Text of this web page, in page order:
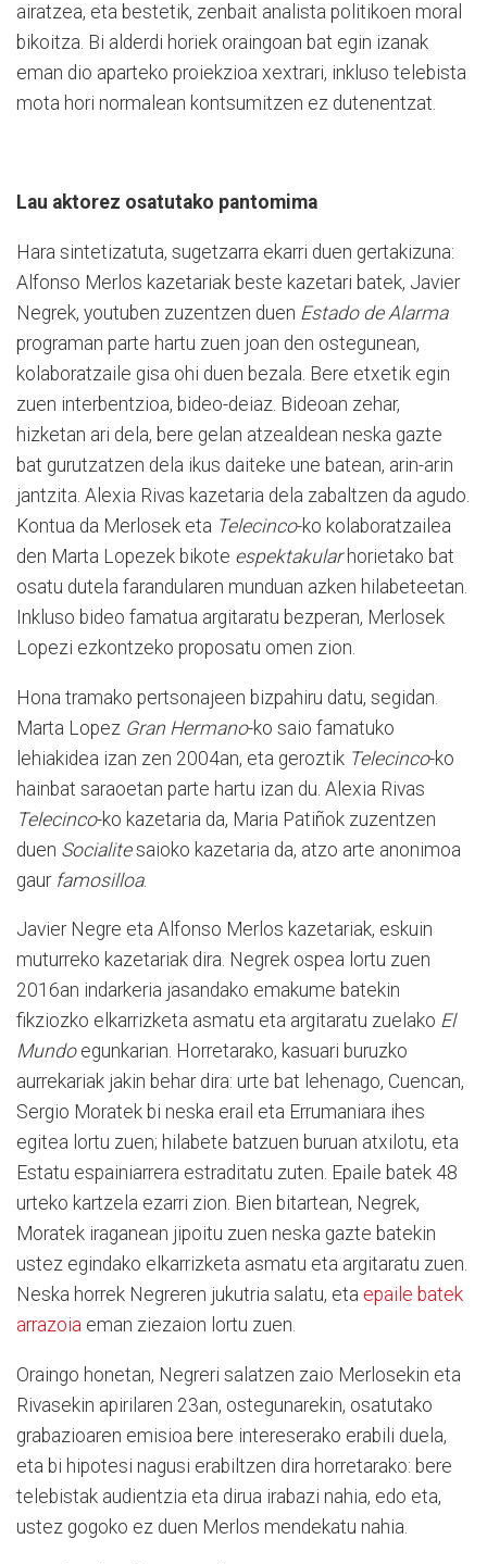
airatzea, eta bestetik, zenbait analista politikoen moral
bikoitza. Bi alderdi horiek oraingoan bat egin izanak
eman dio aparteko proiekzioa xextrari, inkluso telebista
mota hori normalean kontsumitzen ez dutenentzat.
Lau aktorez osatutako pantomima
Hara sintetizatuta, sugetzarra ekarri duen gertakizuna:
Alfonso Merlos kazetariak beste kazetari batek, Javier
Negrek, youtuben zuzentzen duen Estado de Alarma
programan parte hartu zuen joan den ostegunean,
kolaboratzaile gisa ohi duen bezala. Bere etxetik egin
zuen interbentzioa, bideo-deiaz. Bideoan zehar,
hizketan ari dela, bere gelan atzealdean neska gazte
bat gurutzatzen dela ikus daiteke une batean, arin-arin
jantzita. Alexia Rivas kazetaria dela zabaltzen da agudo.
Kontua da Merlosek eta Telecinco-ko kolaboratzailea
den Marta Lopezek bikote espektakularhorietako bat
osatu dutela farandularen munduan azken hilabeteetan.
Inkluso bideo famatua argitaratu bezperan, Merlosek
Lopezi ezkontzeko proposatu omen zion.
Hona tramako pertsonajeen bizpahiru datu, segidan.
Marta Lopez Gran Hermano-ko saio famatuko
lehiakidea izan zen 2004an, eta geroztik Telecinco-ko
hainbat saraoetan parte hartu izan du. Alexia Rivas
Telecinco-ko kazetaria da, Maria Patiñok zuzentzen
duen Socialitesaioko kazetaria da, atzo arte anonimoa
gaur famosilloa.
Javier Negre eta Alfonso Merlos kazetariak, eskuin
muturreko kazetariak dira. Negrek ospea lortu zuen
2016an indarkeria jasandako emakume batekin
fikziozko elkarrizketa asmatu eta argitaratu zuelako El
Mundoegunkarian. Horretarako, kasuari buruzko
aurrekariak jakin behar dira: urte bat lehenago, Cuencan,
Sergio Moratek bi neska erail eta Errumaniara ihes
egitea lortu zuen; hilabete batzuen buruan atxilotu, eta
Estatu espainiarrera estraditatu zuten. Epaile batek 48
urteko kartzela ezarri zion. Bien bitartean, Negrek,
Moratek iraganean jipoitu zuen neska gazte batekin
ustez egindako elkarrizketa asmatu eta argitaratu zuen.
Neska horrek Negreren jukutria salatu, eta epaile batek
arrazoia eman ziezaion lortu zuen.
Oraingo honetan, Negreri salatzen zaio Merlosekin eta
Rivasekin apirilaren 23an, ostegunarekin, osatutako
grabazioaren emisioa bere intereserako erabili duela,
eta bi hipotesi nagusi erabiltzen dira horretarako: bere
telebistak audientzia eta dirua irabazi nahia, edo eta,
ustez gogoko ez duen Merlos mendekatu nahia.